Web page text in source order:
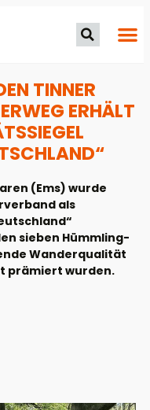
TINNER
ERHÄLT
(Ems) wurde
als
sieben Hümmling-
Wanderqualität
prämiert wurden.